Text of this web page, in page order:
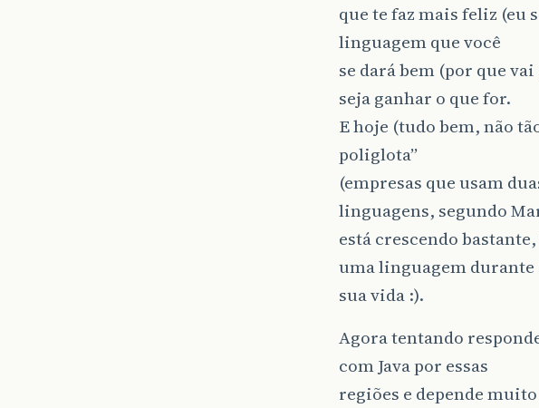
que te faz mais feliz (eu
linguagem que você
se dará bem (por que
seja ganhar o que for.
E hoje (tudo bem, não
poliglota”
(empresas que usam
linguagens, segundo
está crescendo
uma linguagem durante
sua vida :).
Agora tentando
com Java por essas
regiões e depende